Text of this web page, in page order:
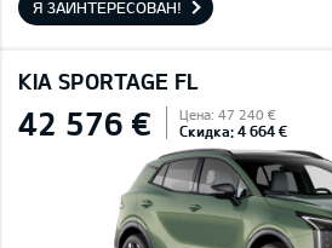
Я ЗАИНТЕРЕСОВАН!
KIA SPORTAGE FL
42 576 € Цена: 47 240 €
Скидка: 4 664 €